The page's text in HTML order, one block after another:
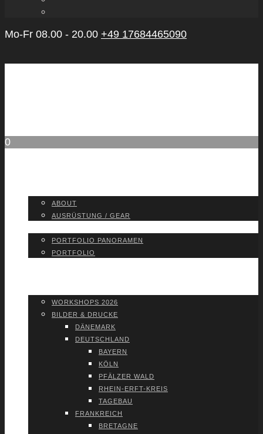
Mo-Fr 08.00 - 20.00 +49 17684465090
0
ABOUT
AUS­RÜS­TUNG / GEAR
PORT­FO­LIO PAN­ORA­MEN
PORT­FO­LIO
WORK­SHOPS 2026
BIL­DER & DRU­CKE
DÄNE­MARK
DEUTSCH­LAND
BAY­ERN
KÖLN
PFÄL­ZER WALD
RHEIN-ERFT-KREIS
TAGE­BAU
FRANK­REICH
BRE­TA­GNE